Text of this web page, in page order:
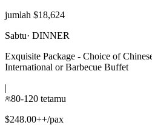
jumlah $18,624
Sabtu· DINNER
Exquisite Package - Choice of
International or Barbecue Buffet
|
80-120 tetamu
$248.00++/pax